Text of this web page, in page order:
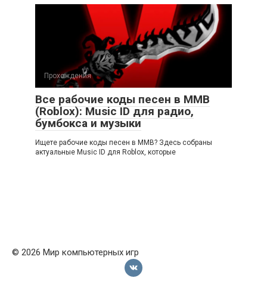
Прохождения
Все рабочие коды песен в ММВ
(Roblox): Music ID для радио,
бумбокса и музыки
Ищете рабочие коды песен в ММВ? Здесь собраны
актуальные Music ID для Roblox, которые
© 2026 Мир компьютерных игр